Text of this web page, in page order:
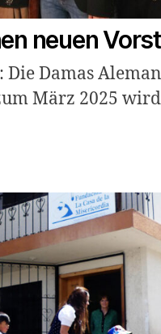
neuen
Die Damas
März 2025